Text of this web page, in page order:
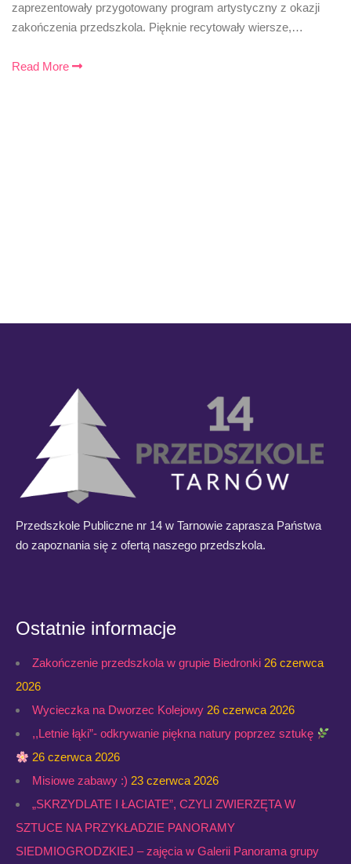
zaprezentowały przygotowany program artystyczny z okazji
zakończenia przedszkola. Pięknie recytowały wiersze,…
Read More
Przedszkole Publiczne nr 14 w Tarnowie zaprasza Państwa
do zapoznania się z ofertą naszego przedszkola.
Ostatnie informacje
Zakończenie przedszkola w grupie Biedronki 26 czerwca
2026
Wycieczka na Dworzec Kolejowy 26 czerwca 2026
,,Letnie łąki”- odkrywanie piękna natury poprzez sztukę
26 czerwca 2026
Misiowe zabawy :) 23 czerwca 2026
„SKRZYDLATE I ŁACIATE”, CZYLI ZWIERZĘTA W
SZTUCE NA PRZYKŁADZIE PANORAMY
SIEDMIOGRODZKIEJ – zajęcia w Galerii Panorama grupy